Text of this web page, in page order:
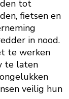
tot
fietsen en
in nood.
te werken
te laten
veilig hun